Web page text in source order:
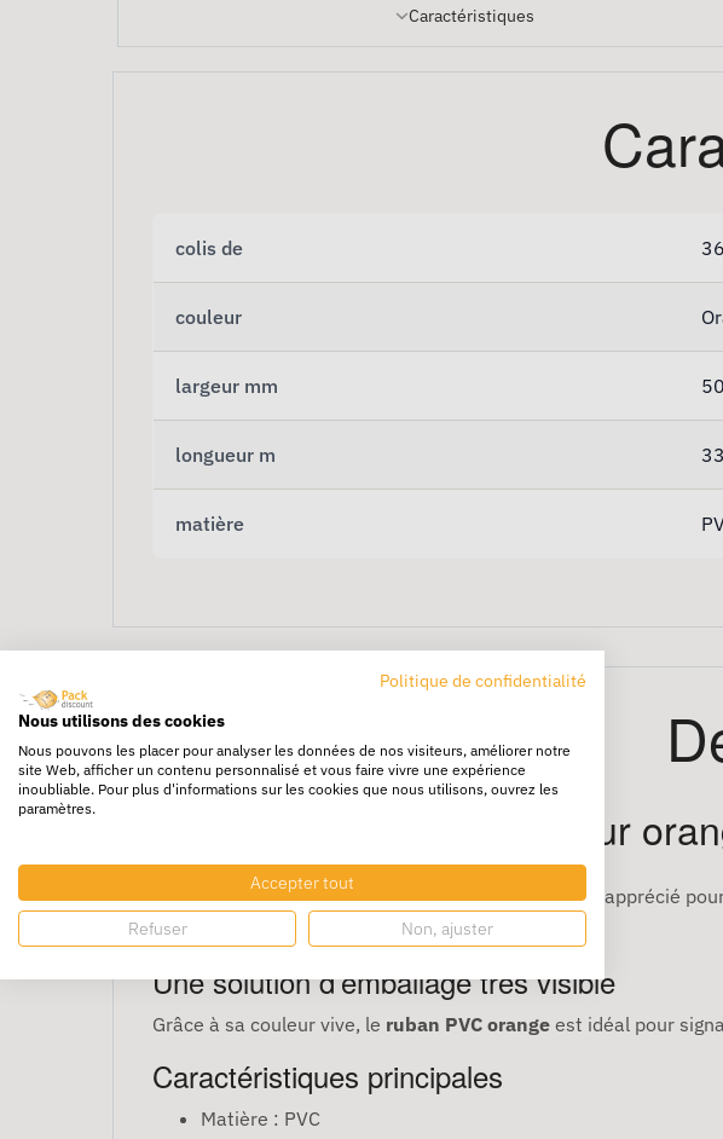
Caractéristiques
colis de 36
couleur
largeur mm 50
longueur m 33
matière
Ruban adhésif PVC couleur
Leruban adhésif PVC orangeest particulièrement apprécié
immédiat des colis.Colis de 36.
Une solution d’emballage très visible
Grâce à sa couleur vive, le ruban PVC orange est idéal pour
Caractéristiques principales
Matière : PVC
Politique de confidentialité
Nous utilisons des cookies
Nous pouvons les placer pour analyser les données de nos visiteurs, améliorer notre
site Web, afficher un contenu personnalisé et vous faire vivre une expérience
inoubliable. Pour plus d'informations sur les cookies que nous utilisons, ouvrez les
paramètres.
Accepter tout
Refuser Non, ajuster